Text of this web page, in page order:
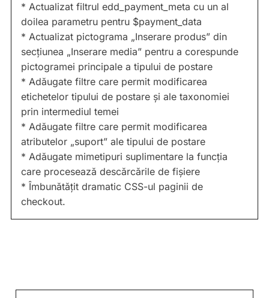
* Actualizat filtrul edd_payment_meta cu un al
doilea parametru pentru $payment_data
* Actualizat pictograma „Inserare produs” din
secțiunea „Inserare media” pentru a corespunde
pictogramei principale a tipului de postare
* Adăugate filtre care permit modificarea
etichetelor tipului de postare și ale taxonomiei
prin intermediul temei
* Adăugate filtre care permit modificarea
atributelor „suport” ale tipului de postare
* Adăugate mimetipuri suplimentare la funcția
care procesează descărcările de fișiere
* Îmbunătățit dramatic CSS-ul paginii de
checkout.